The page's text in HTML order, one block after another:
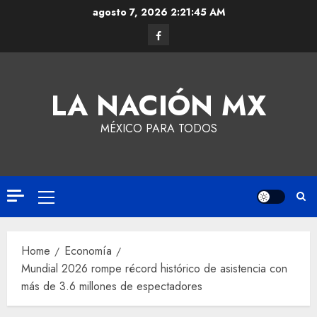
agosto 7, 2026 2:21:46 AM
LA NACIÓN MX
MÉXICO PARA TODOS
Home
Economía
Mundial 2026 rompe récord histórico de asistencia con
más de 3.6 millones de espectadores